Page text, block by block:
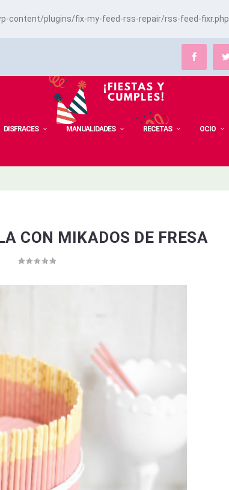
content/plugins/fix-my-feed-rss-repair/rss-feed-fixr.php
DISFRACES MANUALIDADES RECETAS OCIO
CON MIKADOS DE FRESA